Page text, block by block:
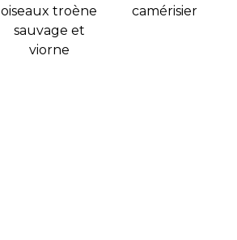
oiseaux troène
sauvage et
viorne
camérisier